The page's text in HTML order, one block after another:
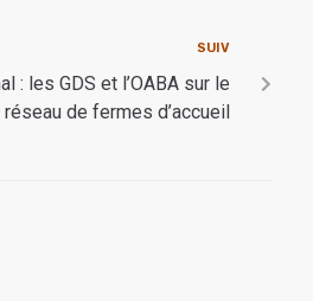
SUIV
: les GDS et l’OABA sur le
de fermes d’accueil